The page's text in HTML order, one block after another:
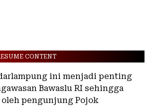
CONTENT
ini menjadi penting
Bawaslu RI sehingga
pengunjung Pojok